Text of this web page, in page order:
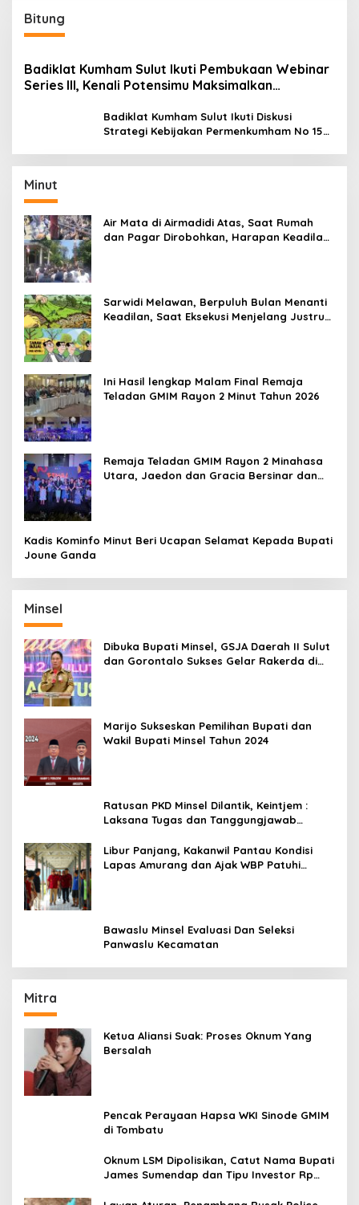
Bitung
Badiklat Kumham Sulut Ikuti Pembukaan Webinar
Series III, Kenali Potensimu Maksimalkan
Badiklat Kumham Sulut Ikuti Diskusi
Strategi Kebijakan Permenkumham No 15
Minut
Air Mata di Airmadidi Atas, Saat Rumah
dan Pagar Dirobohkan, Harapan Keadilan
Sarwidi Melawan, Berpuluh Bulan Menanti
Keadilan, Saat Eksekusi Menjelang Justru
Ini Hasil lengkap Malam Final Remaja
Teladan GMIM Rayon 2 Minut Tahun 2026
Remaja Teladan GMIM Rayon 2 Minahasa
Utara, Jaedon dan Gracia Bersinar dan
Kadis Kominfo Minut Beri Ucapan Selamat Kepada Bupati
Joune Ganda
Minsel
Dibuka Bupati Minsel, GSJA Daerah II Sulut
dan Gorontalo Sukses Gelar Rakerda di
Marijo Sukseskan Pemilihan Bupati dan
Wakil Bupati Minsel Tahun 2024
Ratusan PKD Minsel Dilantik, Keintjem :
Laksana Tugas dan Tanggungjawab
Libur Panjang, Kakanwil Pantau Kondisi
Lapas Amurang dan Ajak WBP Patuhi
Bawaslu Minsel Evaluasi Dan Seleksi
Panwaslu Kecamatan
Mitra
Ketua Aliansi Suak: Proses Oknum Yang
Bersalah
Pencak Perayaan Hapsa WKI Sinode GMIM
di Tombatu
Oknum LSM Dipolisikan, Catut Nama Bupati
James Sumendap dan Tipu Investor Rp